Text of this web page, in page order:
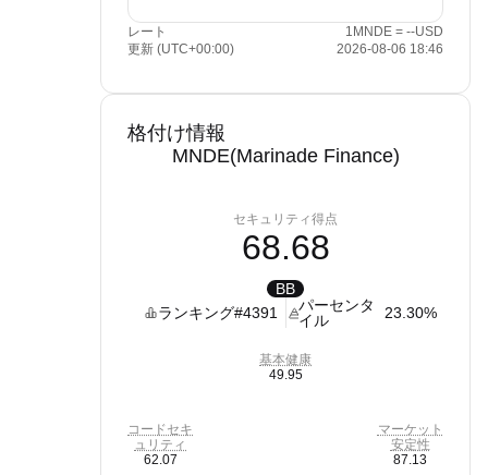
レート
1MNDE = --USD
更新 (UTC+00:00)
2026-08-06 18:46
格付け情報
MNDE(Marinade Finance)
セキュリティ得点
68.68
BB
ランキング#4391
パーセンタ
イル
23.30%
基本健康
49.95
コードセキ
ュリティ
62.07
マーケット
安定性
87.13